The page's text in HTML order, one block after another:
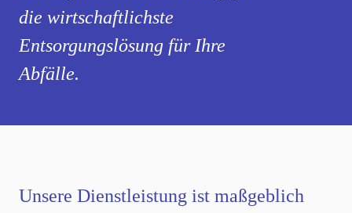
die wirtschaftlichste
Entsorgungslösung für Ihre
Abfälle.
Unsere Dienstleistung ist maßgeblich